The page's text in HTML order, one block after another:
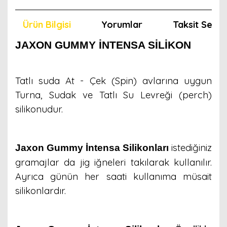
Ürün Bilgisi Yorumlar Taksit
JAXON GUMMY İNTENSA SİLİKON
Tatlı suda At - Çek (Spin) avlarına uygun
Turna, Sudak ve Tatlı Su Levreği (perch)
silikonudur.
Jaxon Gummy İntensa Silikonları istediğiniz
gramajlar da jig iğneleri takılarak kullanılır.
Ayrıca günün her saati kullanıma müsait
silikonlardır.